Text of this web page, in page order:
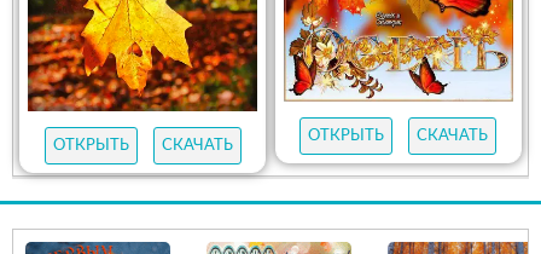
ОТКРЫТЬ СКАЧАТЬ
ОТКРЫТЬ СКАЧАТЬ